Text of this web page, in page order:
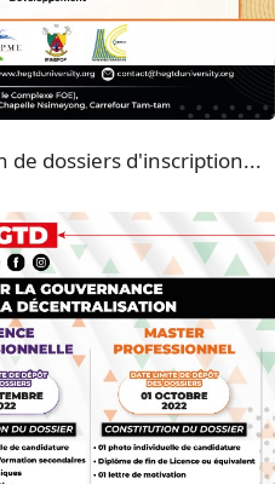
de dossiers d'inscription...